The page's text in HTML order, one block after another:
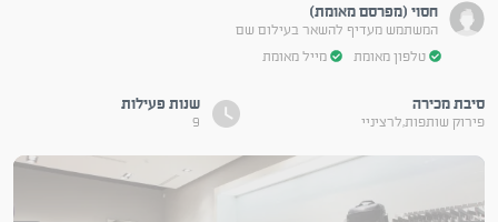
חסוי (מפרסם מאומת)
המשתמש מעדיף להשאר בעילום שם
טלפון מאומת
מייל מאומת
סיבת מכירה
פירוק שותפות,לרציניי
שנות פעילות
9